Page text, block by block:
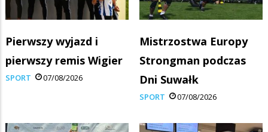
Pierwszy wyjazd i
pierwszy remis Wigier
SPORT 07/08/2026
Mistrzostwa Europy
Strongman podczas
Dni Suwałk
SPORT 07/08/2026